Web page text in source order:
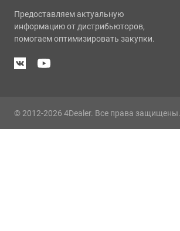
Предоставляем актуальную
информацию от дистрибьюторов,
помогаем оптимизировать закупки.
© 2012-2026 4Dealer. Все права защищены.